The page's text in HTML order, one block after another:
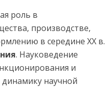
роль в
производстве,
в середине XX в.
ния. Науковедение
и
динамику научной